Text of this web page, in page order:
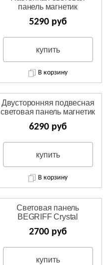
панель магнетик
5290 руб
купить
В корзину
Двусторонняя подвесная
световая панель магнетик
6290 руб
купить
В корзину
Световая панель
BEGRIFF Crystal
односторонняя настенная
2700 руб
купить